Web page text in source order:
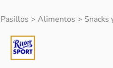
Pasillos > Alimentos > Snacks